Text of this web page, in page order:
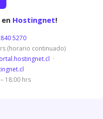
Hostingnet!
5270
(horario continuado)
·
18:00 hrs